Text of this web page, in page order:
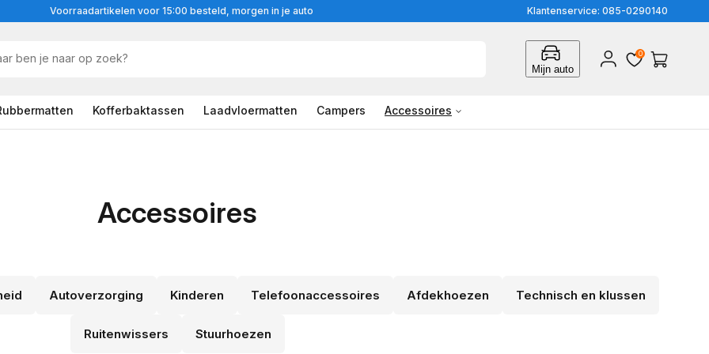
Voorraadartikelen voor 15:00 besteld, morgen in je auto Klantenservice: 085-0290140
Mijn auto
Inloggen 0
Winkelwagen
Kofferbaktassen Laadvloermatten Campers Accessoires
Accessoires
Autoverzorging Kinderen Telefoonaccessoires Afdekhoezen Technisch en klussen
Ruitenwissers Stuurhoezen